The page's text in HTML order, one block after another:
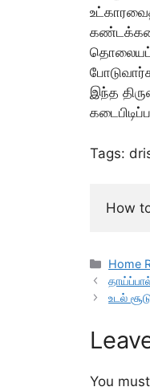
இந்த
Tags:
How
Home
உடல்
You